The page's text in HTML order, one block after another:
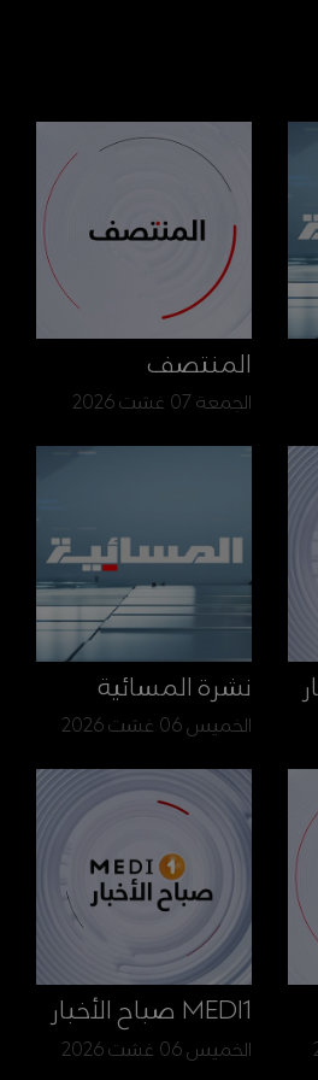
المنتصف
الجمعة 07 غشت 2026
نشرة المسائية
الخميس 06 غشت 2026
MEDI1 صباح الأخبار
الخميس 06 غشت 2026